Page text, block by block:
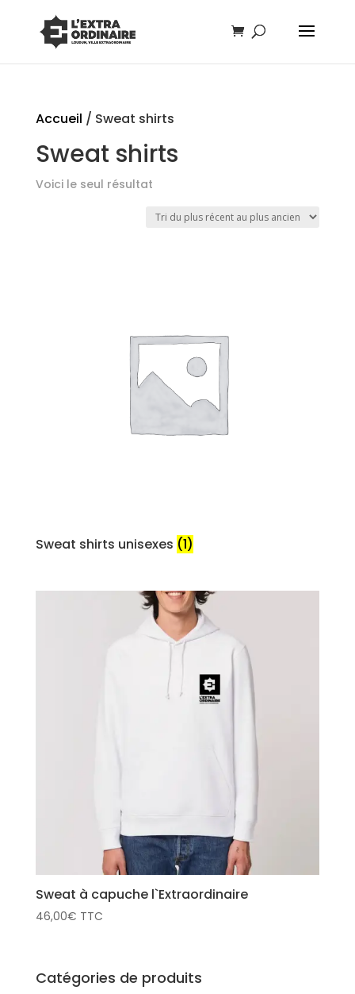
Accueil / Sweat shirts
Sweat shirts
Voici le seul résultat
Sweat shirts unisexes (1)
Sweat à capuche l`Extraordinaire
46,00€ TTC
Catégories de produits